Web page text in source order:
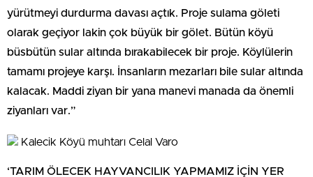
yürütmeyi durdurma davası açtık. Proje sulama göleti
olarak geçiyor lakin çok büyük bir gölet. Bütün köyü
büsbütün sular altında bırakabilecek bir proje. Köylülerin
tamamı projeye karşı. İnsanların mezarları bile sular altında
kalacak. Maddi ziyan bir yana manevi manada da önemli
ziyanları var.”
Kalecik Köyü muhtarı Celal Varo
‘TARIM ÖLECEK HAYVANCILIK YAPMAMIZ İÇİN YER